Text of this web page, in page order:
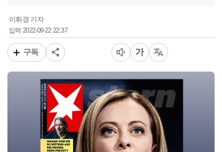
이휘경 기자
입력2022-09-22 22:37
구독